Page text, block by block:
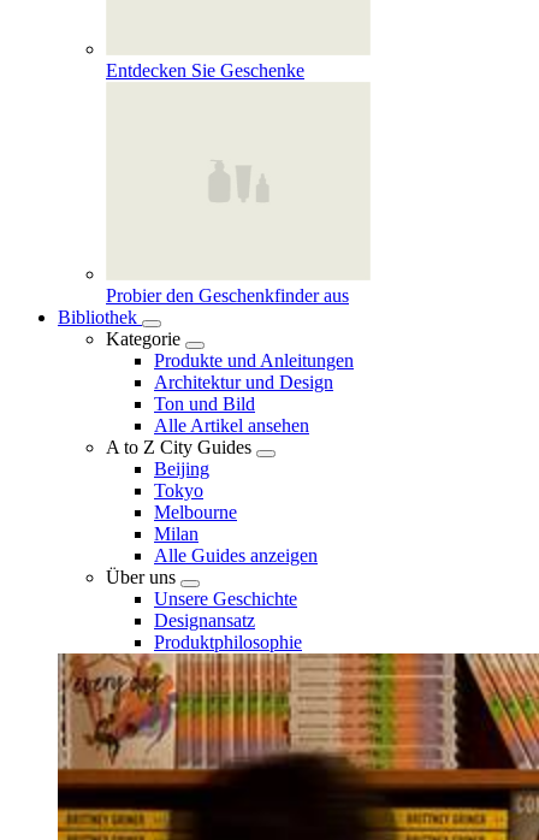
Entdecken Sie Geschenke
Probier den Geschenkfinder aus
Bibliothek
Kategorie
Produkte und Anleitungen
Architektur und Design
Ton und Bild
Alle Artikel ansehen
A to Z City Guides
Beijing
Tokyo
Melbourne
Milan
Alle Guides anzeigen
Über uns
Unsere Geschichte
Designansatz
Produktphilosophie